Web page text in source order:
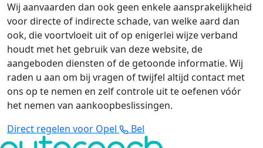
Wij aanvaarden dan ook geen enkele aansprakelijkheid
voor directe of indirecte schade, van welke aard dan
ook, die voortvloeit uit of op enigerlei wijze verband
houdt met het gebruik van deze website, de
aangeboden diensten of de getoonde informatie. Wij
raden u aan om bij vragen of twijfel altijd contact met
ons op te nemen en zelf controle uit te oefenen vóór
het nemen van aankoopbeslissingen.
Direct regelen voor Opel
Bel